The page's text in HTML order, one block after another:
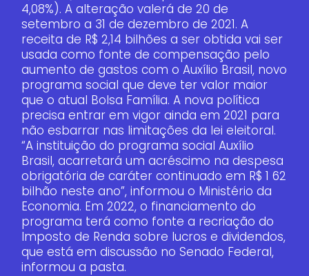
4,08%). A alteração valerá de 20 de
setembro a 31 de dezembro de 2021. A
receita de R$ 2,14 bilhões a ser obtida vai ser
usada como fonte de compensação pelo
aumento de gastos com o Auxílio Brasil, novo
programa social que deve ter valor maior
que o atual Bolsa Família. A nova política
precisa entrar em vigor ainda em 2021 para
não esbarrar nas limitações da lei eleitoral.
“A instituição do programa social Auxílio
Brasil, acarretará um acréscimo na despesa
obrigatória de caráter continuado em R$ 1 62
bilhão neste ano”, informou o Ministério da
Economia. Em 2022, o financiamento do
programa terá como fonte a recriação do
Imposto de Renda sobre lucros e dividendos,
que está em discussão no Senado Federal,
informou a pasta.